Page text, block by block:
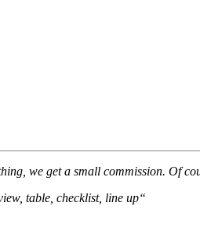
we get a small commission. Of
table, checklist, line up“